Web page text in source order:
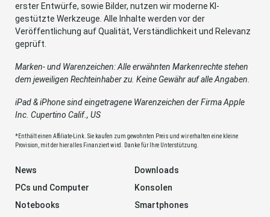
erster Entwürfe, sowie Bilder, nutzen wir moderne KI-
gestützte Werkzeuge. Alle Inhalte werden vor der
Veröffentlichung auf Qualität, Verständlichkeit und Relevanz
geprüft.
Marken- und Warenzeichen: Alle erwähnten Markenrechte stehen
dem jeweiligen Rechteinhaber zu. Keine Gewähr auf alle Angaben.
iPad & iPhone sind eingetragene Warenzeichen der Firma Apple
Inc. Cupertino Calif., US
*Enthält einen Affiliate-Link. Sie kaufen zum gewohnten Preis und wir erhalten eine kleine
Provision, mit der hier alles Finanziert wird. Danke für Ihre Unterstützung.
News
Downloads
PCs und Computer
Konsolen
Notebooks
Smartphones